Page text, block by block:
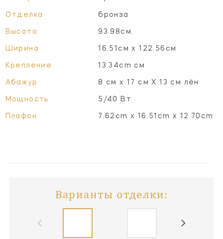
Отделка бронза
Высота 93.98см
Ширина 16.51см x 122.56см
Крепление 13.34cm см
Абажур 8 см x 17 см X 13 см лён
Мощность 5/40 Вт
Плафон 7.62cm x 16.51cm x 12.70cm
Варианты отделки: